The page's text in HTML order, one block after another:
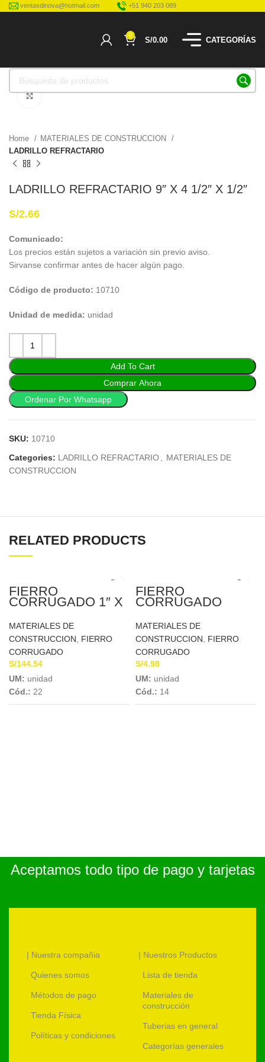
ventasdinova@hotmail.com +51 940 203 089
0
S/0.00 CATEGORÍAS
Haga Click para agrandar
Home
MATERIALES DE CONSTRUCCION
LADRILLO REFRACTARIO
LADRILLO REFRACTARIO 9″ X 4 1/2″ X 1/2″
S/2.66
Comunicado:
Los precios están sujetos a variación sin previo aviso.
Sirvanse confirmar antes de hacer algún pago.
Código de producto: 10710
Unidad de medida: unidad
Add To Cart
Comprar Ahora
Ordenar Por Whatsapp
SKU: 10710
Categories: LADRILLO REFRACTARIO
MATERIALES DE
CONSTRUCCION
RELATED PRODUCTS
FIERRO
CORRUGADO 1″ X
MATERIALES DE
CONSTRUCCION
FIERRO
CORRUGADO
S/144.54
UM: unidad
Cód.: 22
FIERRO
CORRUGADO
MATERIALES DE
CONSTRUCCION
FIERRO
CORRUGADO
S/4.98
UM: unidad
Cód.: 14
Aceptamos todo tipo de pago y tarjetas
| Nuestra compañia
Quienes somos
Métodos de pago
Tienda Física
Políticas y condiciones
| Nuestros Productos
Lista de tienda
Materiales de
construcción
Tuberias en general
Categorías generales